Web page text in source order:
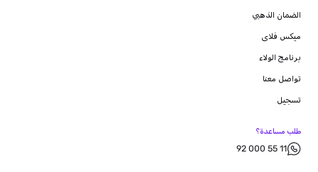
الضمان الذهبي
ميكس فلاى
برنامج الولاء
تواصل معنا
تسجيل
طلب مساعدة؟
92 000 55 11